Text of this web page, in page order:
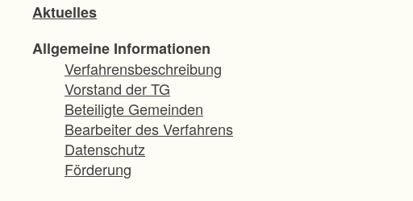
Aktuelles
Allgemeine Informationen
Verfahrensbeschreibung
Vorstand der TG
Beteiligte Gemeinden
Bearbeiter des Verfahrens
Datenschutz
Förderung